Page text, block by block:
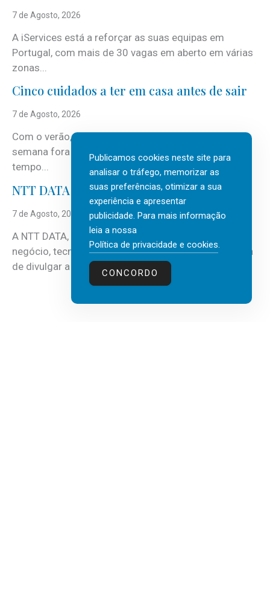
7 de Agosto, 2026
A iServices está a reforçar as suas equipas em
Portugal, com mais de 30 vagas em aberto em várias
zonas...
Cinco cuidados a ter em casa antes de sair
7 de Agosto, 2026
Com o verão, chegam também as férias, os fins-de-
semana fora e os dias em que a casa fica mais
tempo...
NTT DATA Insurtech Global Outlook 2026
7 de Agosto, 2026
A NTT DATA, consultora global em serviços de
negócio, tecnologia e inteligência artificial (IA), acaba
de divulgar a mais recente...
Publicamos cookies neste site para
analisar o tráfego, memorizar as
suas preferências, otimizar a sua
experiência e apresentar
publicidade. Para mais informação
leia a nossa
Política de privacidade e cookies.
CONCORDO